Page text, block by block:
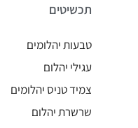
תכשיטים
טבעות יהלומים
עגילי יהלום
צמיד טניס יהלומים
שרשרת יהלום